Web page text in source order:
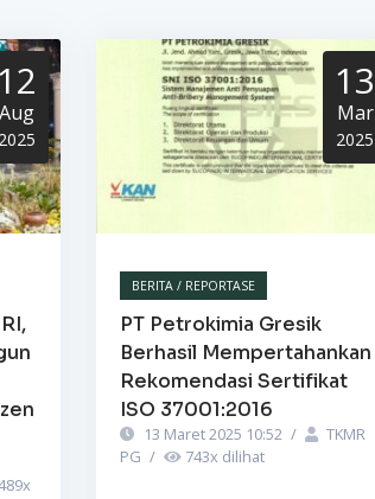
12
Aug
2025
x
13
Mar
2025
BERITA / REPORTASE
PT Petrokimia Gresik
Berhasil Mempertahankan
Rekomendasi Sertifikat
ISO 37001:2016
13 Maret 2025 10:52 /
TKMR
PG / 743x dilihat